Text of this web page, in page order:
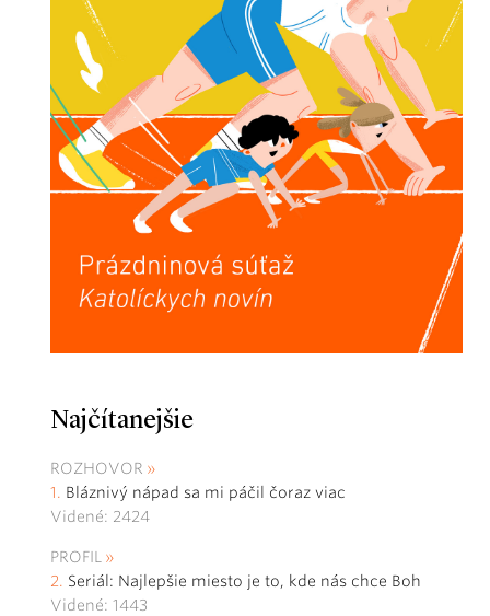
Najčítanejšie
ROZHOVOR
Bláznivý nápad sa mi páčil čoraz viac
Videné: 2424
PROFIL
Seriál: Najlepšie miesto je to, kde nás chce Boh
Videné: 1443